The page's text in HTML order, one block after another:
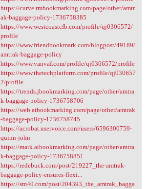
https://curve.rmbookmarking.com/page/other/amtr
ak-baggage-policy-1736758385
https://www.westcoastcfb.com/profile/qj0306572/
profile
https://www.friendbookmark.com/blogpost/49189/
amtrak-baggage-policy
https://www.vanvaf.com/profile/qj0306572/profile
https://www.thetechplatform.com/profile/qj030657
2/profile
https://trends.jbookmarking.com/page/other/amtra
k-baggage-policy-1736758706
https://web.atbookmarking.com/page/other/amtrak
-baggage-policy-1736758745
https://acrobat.uservoice.com/users/6596300759-
quinn-john
https://mark.atbookmarking.com/page/other/amtra
k-baggage-policy-1736758851
https://redebuck.com/post/219227_the-amtrak-
baggage-policy-ensures-flexi...
https://sm40.com/post/204393_the_amtrak_bagga